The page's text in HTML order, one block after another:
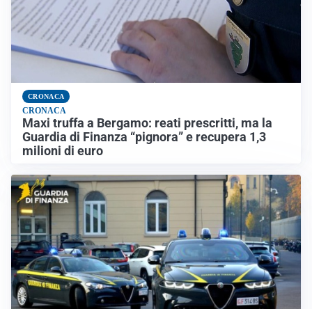
CRONACA
CRONACA
Maxi truffa a Bergamo: reati prescritti, ma la
Guardia di Finanza “pignora” e recupera 1,3
milioni di euro